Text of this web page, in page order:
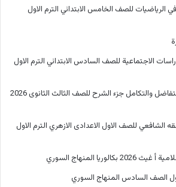
الرياضيات للصف الخامس الابتدائي الترم الاول
الاجتماعية للصف السادس الابتدائي الترم الاول
تحميل كتاب المعاصر في التفاضل والتكامل جزء الشرح للصف الثالث الثانوى 2026
الشافعي للصف الاول الاعدادى الازهري الترم الاول
المنهاج السوري
الصف السادس المنهاج السوري